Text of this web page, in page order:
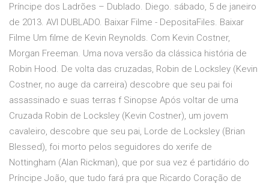
Príncipe dos Ladrões – Dublado. Diego. sábado, 5 de janeiro
de 2013. AVI DUBLADO. Baixar Filme - DepositaFiles. Baixar
Filme Um filme de Kevin Reynolds. Com Kevin Costner,
Morgan Freeman. Uma nova versão da clássica história de
Robin Hood. De volta das cruzadas, Robin de Locksley (Kevin
Costner, no auge da carreira) descobre que seu pai foi
assassinado e suas terras f Sinopse Após voltar de uma
Cruzada Robin de Locksley (Kevin Costner), um jovem
cavaleiro, descobre que seu pai, Lorde de Locksley (Brian
Blessed), foi morto pelos seguidores do xerife de
Nottingham (Alan Rickman), que por sua vez é partidário do
Príncipe João, que tudo fará pra que Ricardo Coração de